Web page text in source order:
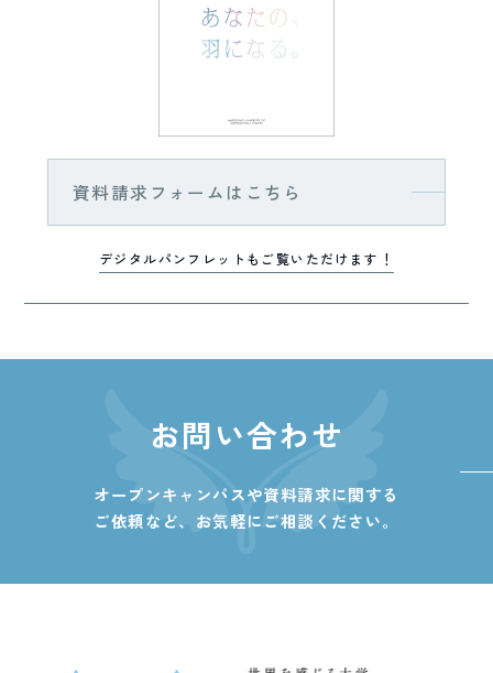
資料請求フォームはこちら
デジタルパンフレットもご覧いただけます！
お問い合わせ
オープンキャンパスや資料請求に関する
ご依頼など、 お気軽にご相談ください。